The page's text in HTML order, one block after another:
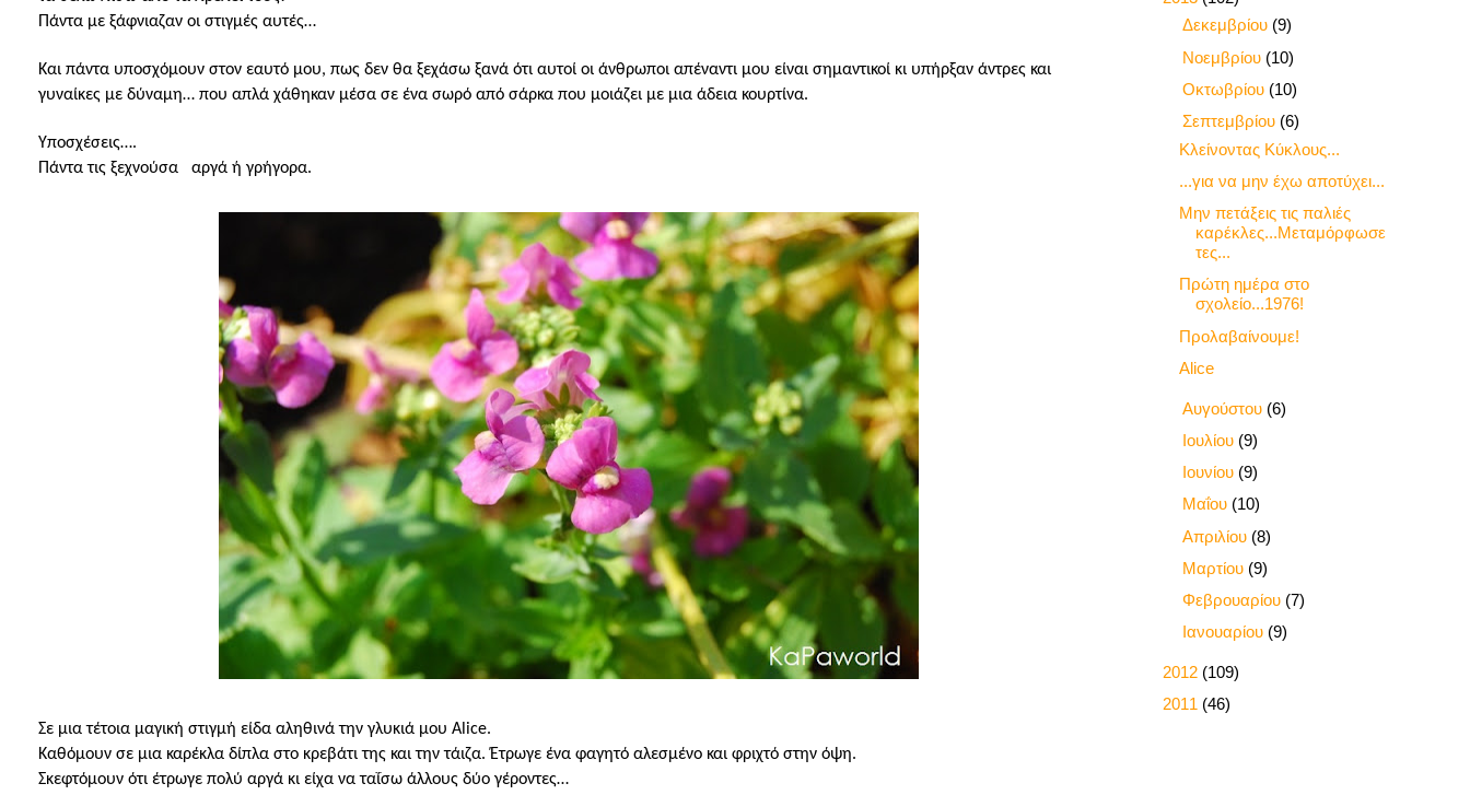
Πάντα με ξάφνιαζαν οι στιγμές αυτές…
Και πάντα υποσχόμουν στον εαυτό μου, πως δεν θα ξεχάσω ξανά ότι αυτοί οι άνθρωποι απέναντι μου είναι σημαντικοί κι υπήρξαν άντρες και
γυναίκες με δύναμη… που απλά χάθηκαν μέσα σε ένα σωρό από σάρκα που μοιάζει με μια άδεια κουρτίνα.
Υποσχέσεις….
Πάντα τις ξεχνούσα
αργά ή γρήγορα.
Σε μια τέτοια μαγική στιγμή είδα αληθινά την γλυκιά μου Αlice.
Καθόμουν σε μια καρέκλα δίπλα στο κρεβάτι της και την τάιζα. Έτρωγε ένα φαγητό αλεσμένο και φριχτό στην όψη.
Σκεφτόμουν ότι έτρωγε πολύ αργά κι είχα να ταΐσω άλλους δύο γέροντες…
Δεκεμβρίου (9)
Νοεμβρίου (10)
Οκτωβρίου (10)
Σεπτεμβρίου (6)
Κλείνοντας Κύκλους...
...για να μην έχω αποτύχει...
Μην πετάξεις τις παλιές
καρέκλες...Μεταμόρφωσε
τες...
Πρώτη ημέρα στο
σχολείο...1976!
Προλαβαίνουμε!
Alice
Αυγούστου (6)
Ιουλίου (9)
Ιουνίου (9)
Μαΐου (10)
Απριλίου (8)
Μαρτίου (9)
Φεβρουαρίου (7)
Ιανουαρίου (9)
2012 (109)
2011 (46)